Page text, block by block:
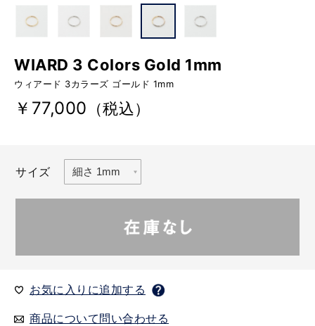
WIARD 3 Colors Gold 1mm
ウィアード 3カラーズ ゴールド 1mm
￥77,000 （税込）
サイズ
お気に入りに追加する
商品について問い合わせる